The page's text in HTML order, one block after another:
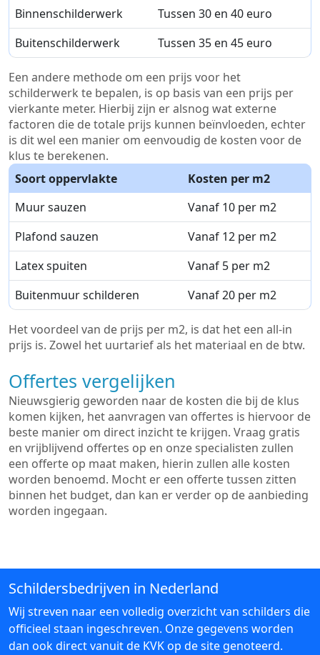
Binnenschilderwerk
Tussen 30 en 40 euro
Buitenschilderwerk
Tussen 35 en 45 euro
Een andere methode om een prijs voor het
schilderwerk te bepalen, is op basis van een prijs per
vierkante meter. Hierbij zijn er alsnog wat externe
factoren die de totale prijs kunnen beïnvloeden, echter
is dit wel een manier om eenvoudig de kosten voor de
klus te berekenen.
Soort oppervlakte
Kosten per m2
Muur sauzen
Vanaf 10 per m2
Plafond sauzen
Vanaf 12 per m2
Latex spuiten
Vanaf 5 per m2
Buitenmuur schilderen
Vanaf 20 per m2
Het voordeel van de prijs per m2, is dat het een all-in
prijs is. Zowel het uurtarief als het materiaal en de btw.
Offertes vergelijken
Nieuwsgierig geworden naar de kosten die bij de klus
komen kijken, het aanvragen van offertes is hiervoor de
beste manier om direct inzicht te krijgen. Vraag gratis
en vrijblijvend offertes op en onze specialisten zullen
een offerte op maat maken, hierin zullen alle kosten
worden benoemd. Mocht er een offerte tussen zitten
binnen het budget, dan kan er verder op de aanbieding
worden ingegaan.
Schildersbedrijven in Nederland
Wij streven naar een volledig overzicht van schilders die
officieel staan ingeschreven. Onze gegevens worden
dan ook direct vanuit de KVK op de site genoteerd.